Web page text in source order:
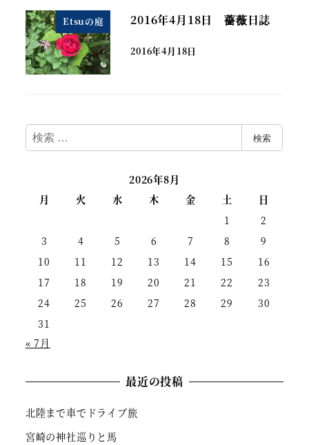
Etsuの庭 2016年4月18日 薔薇日誌
2016年4月18日
検
索
検索
2026年8月
月
火 水 木 金 土
日
1
2
3
4 5 6 7 8
9
10
11 12 13 14 15
16
17
18 19 20 21 22
23
24
25 26 27 28 29
30
31
« 7月
最近の投稿
北陸まで車でドライブ旅
宮崎の神社巡りと馬